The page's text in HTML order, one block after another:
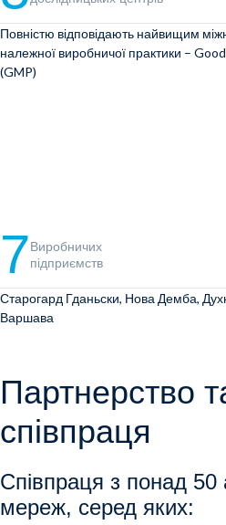
Повністю відповідають найвищим
належної виробничої практики –
(GMP)
7Виробничих
підприємств
Старогард Гданьски, Нова Демба,
Варшава
Партнерство
співпраця
Співпраця з понад 50
мереж, серед яких: